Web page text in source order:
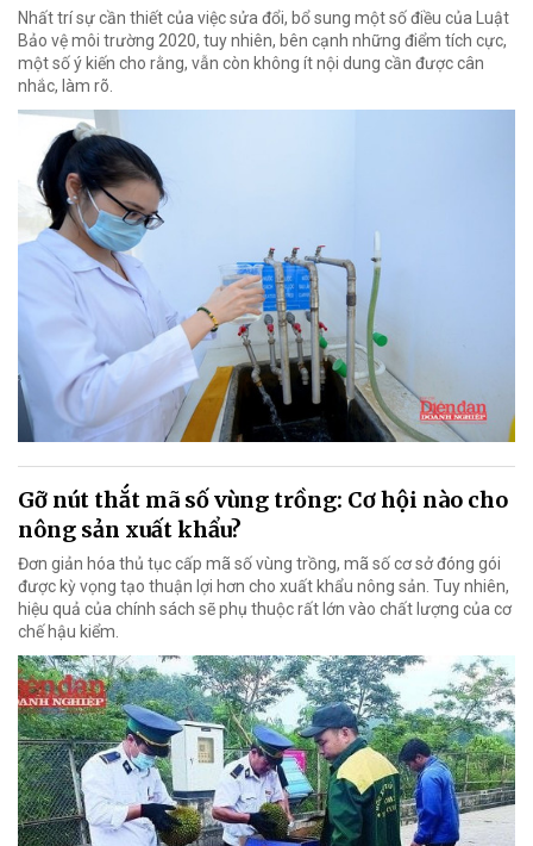
Nhất trí sự cần thiết của việc sửa đổi, bổ sung một số điều của Luật
Bảo vệ môi trường 2020, tuy nhiên, bên cạnh những điểm tích cực,
một số ý kiến cho rằng, vẫn còn không ít nội dung cần được cân
nhắc, làm rõ.
Gỡ nút thắt mã số vùng trồng: Cơ hội nào cho
nông sản xuất khẩu?
Đơn giản hóa thủ tục cấp mã số vùng trồng, mã số cơ sở đóng gói
được kỳ vọng tạo thuận lợi hơn cho xuất khẩu nông sản. Tuy nhiên,
hiệu quả của chính sách sẽ phụ thuộc rất lớn vào chất lượng của cơ
chế hậu kiểm.